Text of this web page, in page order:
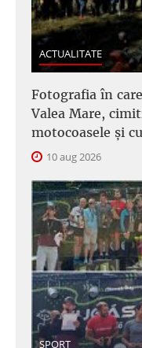
ACTUALITATE
Fotografia în
Valea Mare,
motocoasele și
10 aug 2026
SPORT